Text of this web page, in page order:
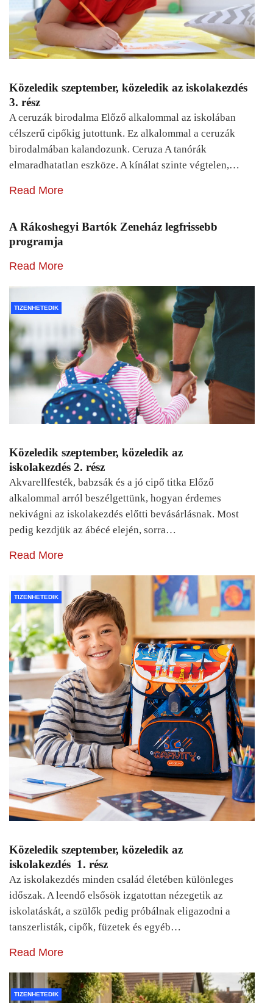
Közeledik szeptember, közeledik az iskolakezdés
3. rész
A ceruzák birodalma Előző alkalommal az iskolában
célszerű cipőkig jutottunk. Ez alkalommal a ceruzák
birodalmában kalandozunk. Ceruza A tanórák
elmaradhatatlan eszköze. A kínálat szinte végtelen,…
Read More
A Rákoshegyi Bartók Zeneház legfrissebb
programja
Read More
TIZENHETEDIK
Közeledik szeptember, közeledik az
iskolakezdés 2. rész
Akvarellfesték, babzsák és a jó cipő titka Előző
alkalommal arról beszélgettünk, hogyan érdemes
nekivágni az iskolakezdés előtti bevásárlásnak. Most
pedig kezdjük az ábécé elején, sorra…
Read More
TIZENHETEDIK
Közeledik szeptember, közeledik az
iskolakezdés 1. rész
Az iskolakezdés minden család életében különleges
időszak. A leendő elsősök izgatottan nézegetik az
iskolatáskát, a szülők pedig próbálnak eligazodni a
tanszerlisták, cipők, füzetek és egyéb…
Read More
TIZENHETEDIK